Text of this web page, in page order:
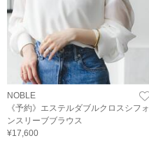
NOBLE
《予約》エステルダブルクロスシフォ
ンスリーブブラウス
¥17,600